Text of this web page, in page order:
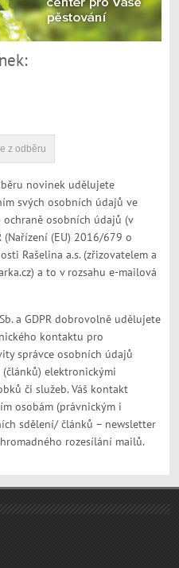
novinek udělujete
svých osobních údajů ve
ochraně osobních údajů (v
(Nařízení (EU) 2016/679 o
Rašelina a.s. (zřizovatelem a
a to v rozsahu e-mailová
a GDPR dobrovolně udělujete
kontaktu pro
správce osobních údajů
elektronickými
či služeb. Váš kontakt
osobám (právnickým i
sdělení/ článků – newsletter
rozesílání mailů.